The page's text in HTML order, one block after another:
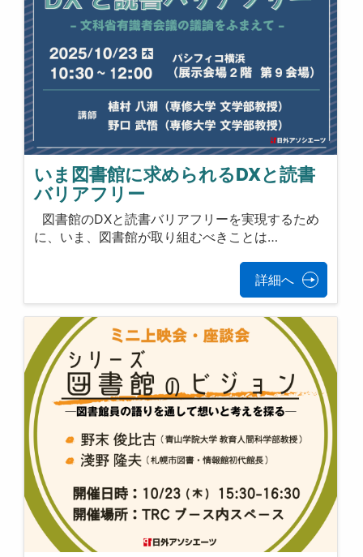
いま図書館に求められるDXと読書
バリアフリー
図書館のDXと読書バリアフリーを実現するため
に、いま、図書館が取り組むべきことは…
詳細へ